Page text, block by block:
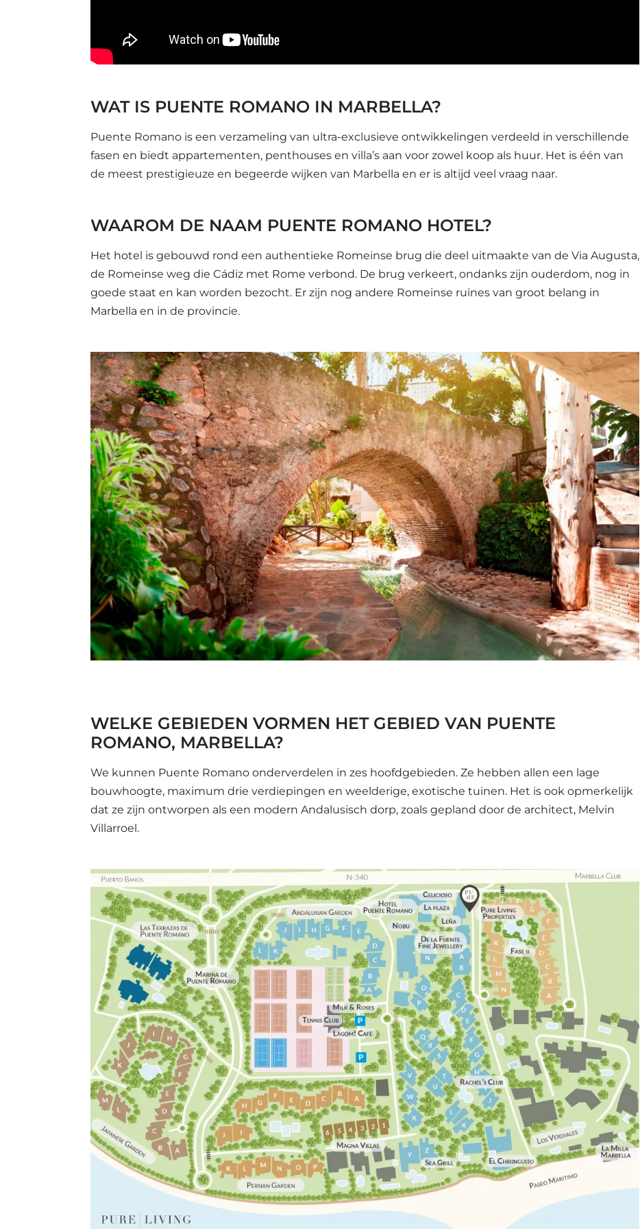
WAT IS PUENTE ROMANO IN MARBELLA?
Puente Romano is een verzameling van ultra-exclusieve ontwikkelingen verdeeld in verschillende
fasen en biedt appartementen, penthouses en villa’s aan voor zowel koop als huur. Het is één van
de meest prestigieuze en begeerde wijken van Marbella en er is altijd veel vraag naar.
WAAROM DE NAAM PUENTE ROMANO HOTEL?
Het hotel is gebouwd rond een authentieke Romeinse brug die deel uitmaakte van de Via Augusta,
de Romeinse weg die Cádiz met Rome verbond. De brug verkeert, ondanks zijn ouderdom, nog in
goede staat en kan worden bezocht. Er zijn nog andere Romeinse ruïnes van groot belang in
Marbella en in de provincie.
WELKE GEBIEDEN VORMEN HET GEBIED VAN PUENTE
ROMANO, MARBELLA?
We kunnen Puente Romano onderverdelen in zes hoofdgebieden. Ze hebben allen een lage
bouwhoogte, maximum drie verdiepingen en weelderige, exotische tuinen. Het is ook opmerkelijk
dat ze zijn ontworpen als een modern Andalusisch dorp, zoals gepland door de architect, Melvin
Villarroel.